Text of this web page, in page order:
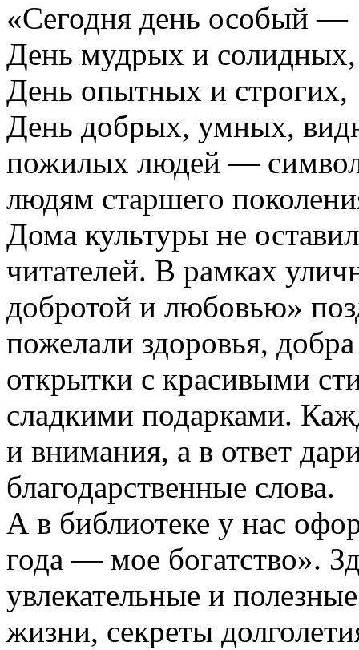
«Сегодня день особый —
День мудрых и солидных,
День опытных и строгих,
День добрых, умных,
пожилых людей — символ
людям старшего
Дома культуры не
читателей. В рамках
добротой и любовью»
пожелали здоровья,
открытки с красивыми
сладкими подарками.
и внимания, а в ответ
благодарственные слова.
А в библиотеке у нас
года — мое богатство».
увлекательные и
жизни, секреты